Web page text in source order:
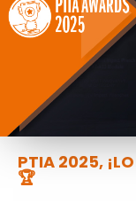
PTIA 2025,
🏆